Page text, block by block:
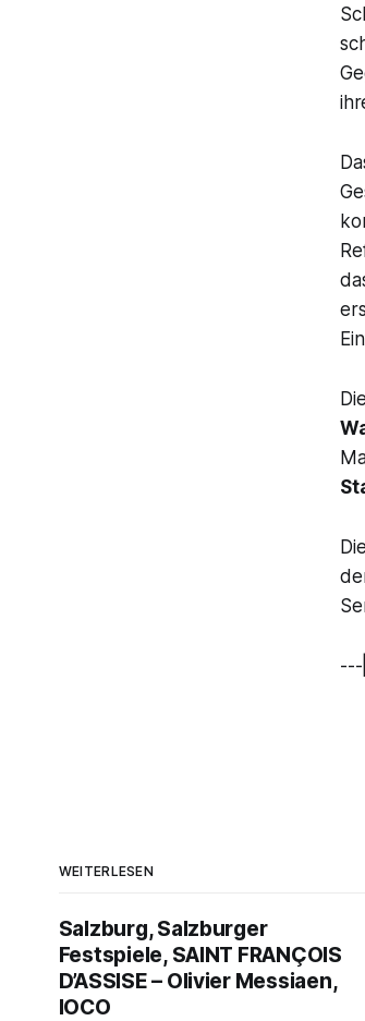
---
WEITERLESEN
Salzburg, Salzburger
Festspiele, SAINT FRANÇOIS
D’ASSISE – Olivier Messiaen,
IOCO